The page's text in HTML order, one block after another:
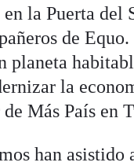
en la Puerta
de
planeta
la
Más País en
han